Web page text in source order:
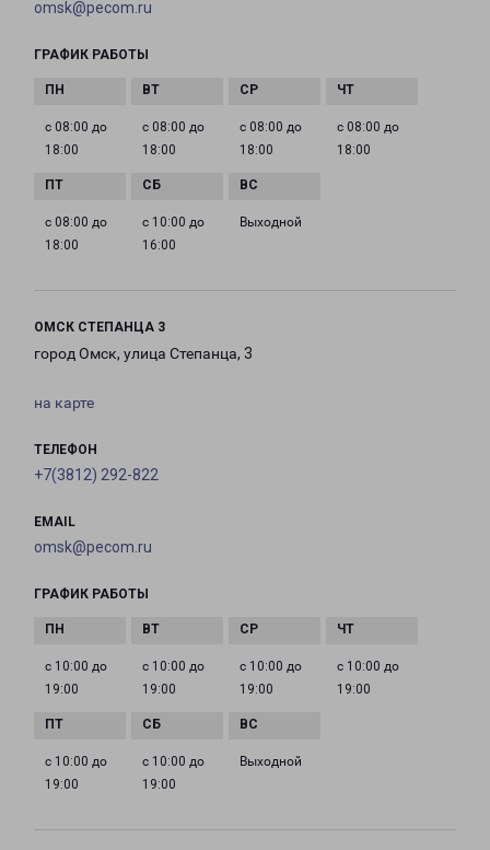
omsk@pecom.ru
ГРАФИК РАБОТЫ
с 08:00 до
18:00
с 08:00 до
18:00
с 08:00 до
18:00
с 08:00 до
18:00
с 08:00 до
18:00
с 10:00 до
16:00
Выходной
ОМСК СТЕПАНЦА 3
город Омск, улица Степанца, 3
на карте
ТЕЛЕФОН
+7(3812) 292-822
EMAIL
omsk@pecom.ru
ГРАФИК РАБОТЫ
с 10:00 до
19:00
с 10:00 до
19:00
с 10:00 до
19:00
с 10:00 до
19:00
с 10:00 до
19:00
с 10:00 до
19:00
Выходной